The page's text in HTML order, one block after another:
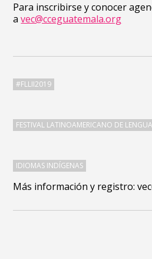
Más información y registro:
Para inscribirse y conocer
avec@cceguatemala.org
#FLLII2019
FESTIVAL LATINOAMERICANO DE
IDIOMAS INDÍGENAS